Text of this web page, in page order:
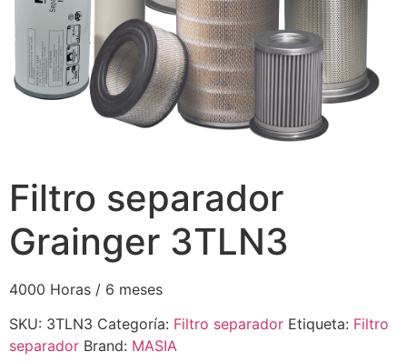
Filtro separador
Grainger 3TLN3
4000 Horas / 6 meses
SKU: 3TLN3 Categoría: Filtro separador Etiqueta: Filtro
separador Brand: MASIA